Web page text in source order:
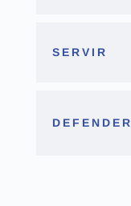
SERVIR
DEFENDER